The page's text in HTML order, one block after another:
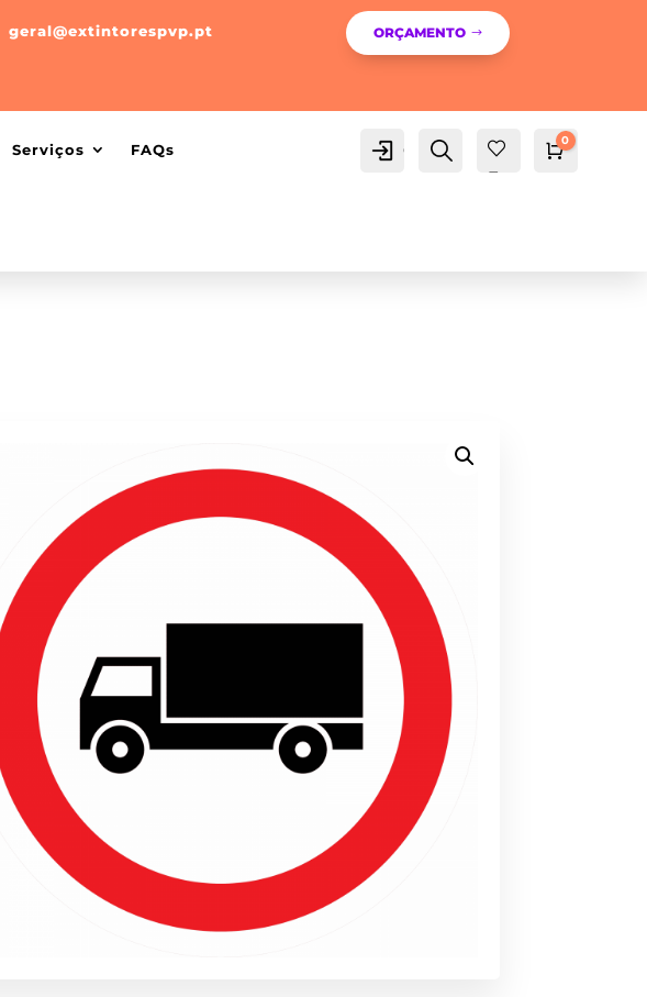
geral@extintorespvp.pt ORÇAMENTO
Serviços FAQs Conta
Pesquisa
Fav
Carrinho
0